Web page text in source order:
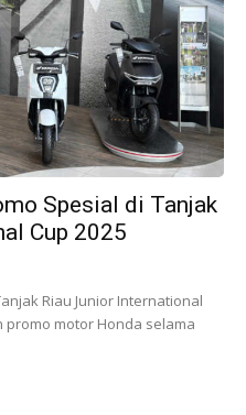
Spesial di Tanjak
Cup 2025
Riau Junior International
promo motor Honda selama